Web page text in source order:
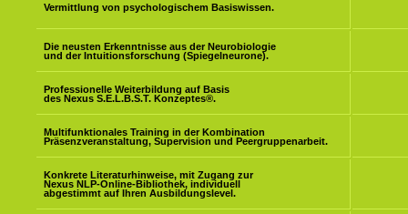
Vermittlung von psychologischem Basiswissen.
Die neusten Erkenntnisse aus der Neurobiologie
und der Intuitionsforschung (Spiegelneurone).
Professionelle Weiterbildung auf Basis
des Nexus S.E.L.B.S.T. Konzeptes®.
Multifunktionales Training in der Kombination
Präsenzveranstaltung, Supervision und Peergruppenarbeit.
Konkrete Literaturhinweise, mit Zugang zur
Nexus NLP-Online-Bibliothek, individuell
abgestimmt auf Ihren Ausbildungslevel.